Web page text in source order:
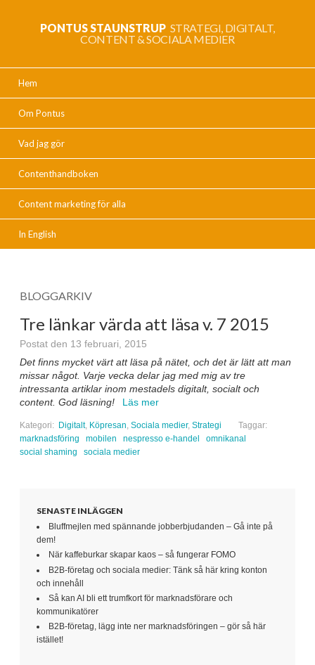
PONTUS STAUNSTRUP STRATEGI, DIGITALT,
CONTENT & SOCIALA MEDIER
Hem
Om Pontus
Vad jag gör
Contenthandboken
Content marketing för alla
In English
BLOGGARKIV
Tre länkar värda att läsa v. 7 2015
Postat den 13 februari, 2015
Det finns mycket värt att läsa på nätet, och det är lätt att man
missar något. Varje vecka delar jag med mig av tre
intressanta artiklar inom mestadels digitalt, socialt och
content. God läsning!
Läs mer
Kategori: Digitalt, Köpresan Sociala medier, Strategi
Taggar:
marknadsföring
mobilen nespresso e-handel
omnikanal
social shaming
sociala medier
SENASTE INLÄGGEN
Bluffmejlen med spännande jobberbjudanden – Gå inte på
dem!
När kaffeburkar skapar kaos – så fungerar FOMO
B2B-företag och sociala medier: Tänk så här kring konton
och innehåll
Så kan AI bli ett trumfkort för marknadsförare och
kommunikatörer
B2B-företag, lägg inte ner marknadsföringen – gör så här
istället!